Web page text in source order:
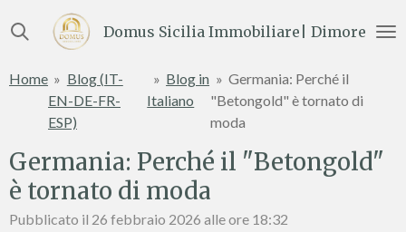
al
principale
Domus Sicilia Immobiliare| Dimore e
Home » Blog (IT-
EN-DE-FR-
ESP)
» Blog in
Italiano
» Germania: Perché il
"Betongold" è tornato di
moda
Germania: Perché il "Betongold"
è tornato di moda
Pubblicato il 26 febbraio 2026 alle ore 18:32